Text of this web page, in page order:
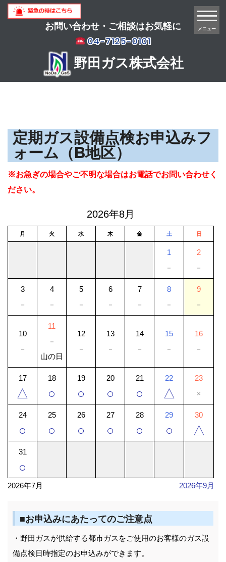
メニュー
お問い合わせ・ご相談はお気軽に
04-7125-0101
野田ガス株式会社
定期ガス設備点検お申込みフ
ォーム（B地区）
※お急ぎの場合やご不明な場合はお電話でお問い合わせく
ださい。
2026年8月
月 火 水 木 金 土 日
1
－
2
－
3
－
4
－
5
－
6
－
7
－
8
－
9
－
10
－
11
－
山の日
12
－
13
－
14
－
15
－
16
－
17
△
18
○
19
○
20
○
21
○
22
△
23
×
24
○
25
○
26
○
27
○
28
○
29
○
30
△
31
○
2026年7月 2026年9月
■お申込みにあたってのご注意点
・野田ガスが供給する都市ガスをご使用のお客様のガス設
備点検日時指定のお申込みができます。